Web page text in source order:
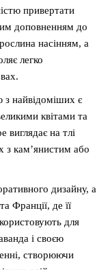
привертати
доповненням до
насінням, а
легко
з найвідоміших є
квітами та
на тлі
з кам’янистим або
дизайну, а
Франції, де її
для
і своєю
створюючи